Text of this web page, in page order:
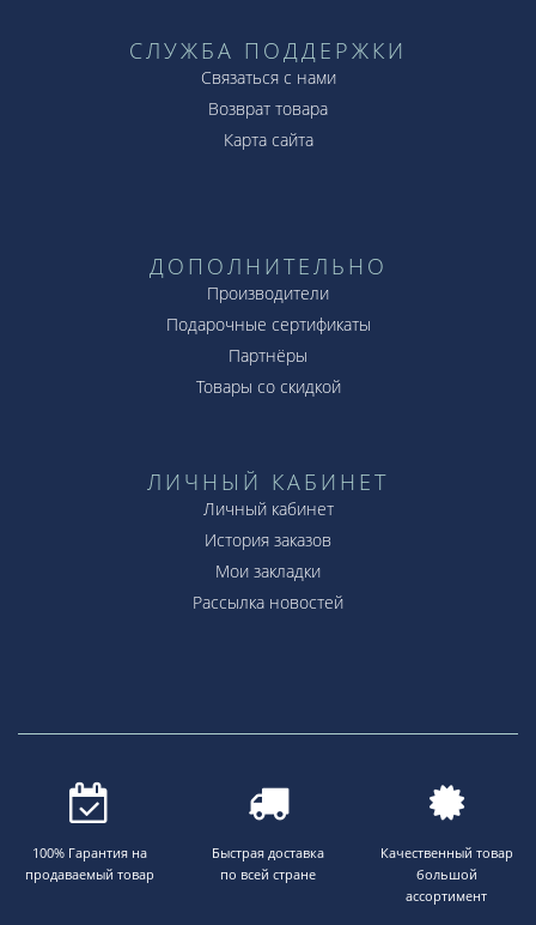
СЛУЖБА ПОДДЕРЖКИ
Связаться с нами
Возврат товара
Карта сайта
ДОПОЛНИТЕЛЬНО
Производители
Подарочные сертификаты
Партнёры
Товары со скидкой
ЛИЧНЫЙ КАБИНЕТ
Личный кабинет
История заказов
Мои закладки
Рассылка новостей
100% Гарантия на
продаваемый товар
Быстрая доставка
по всей стране
Качественный товар
большой
ассортимент